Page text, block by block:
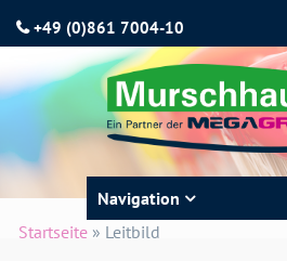
+49 (0)861 7004-10
Toggle
navigation
Navigation
Startseite » Leitbild